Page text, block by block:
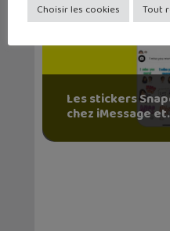
Les stickers
chez iMessage
Choisir les cookies Tout